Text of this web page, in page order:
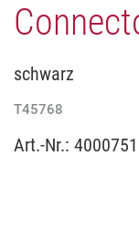
schwarz
T45768
Art.-Nr.: 4000751